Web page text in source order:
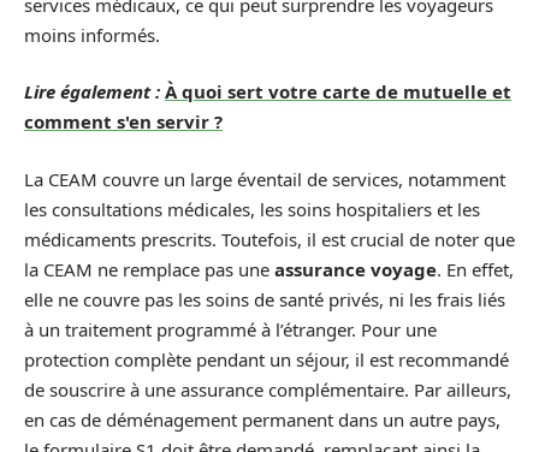
moins informés.
Lire également : À quoi sert votre carte de mutuelle et
comment s'en servir ?
La CEAM couvre un large éventail de services, notamment
les consultations médicales, les soins hospitaliers et les
médicaments prescrits. Toutefois, il est crucial de noter que
la CEAM ne remplace pas une assurance voyage. En effet,
elle ne couvre pas les soins de santé privés, ni les frais liés
à un traitement programmé à l’étranger. Pour une
protection complète pendant un séjour, il est recommandé
de souscrire à une assurance complémentaire. Par ailleurs,
en cas de déménagement permanent dans un autre pays,